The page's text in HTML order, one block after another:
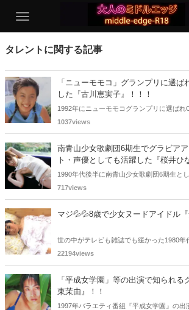
タレントに関する記事
「ニューモモコ」グランプリに選
した『古川恵実子』！！！
1992年にニューモモコグランプリに選ばれ
ていた古川恵実子さん。2010年3月頃まで
みました。
1037views
南青山少女歌劇団6期生でグラビア
ト・声優としても活躍した『桜井ひ
1990年代後半に南青山少女歌劇団6期生と
ドル、女優、タレント、声優としても活躍
717views
マジ💦💦8歳で少女ヌードアイドル
世の中がテレビも雑誌でも緩かった1980年
で20万部を売り切るという空前の大ヒット
22194views
「平成女学園」等の出演で知られる
東茉由』！！
1997年バラエティ番組『平成女学園』の出